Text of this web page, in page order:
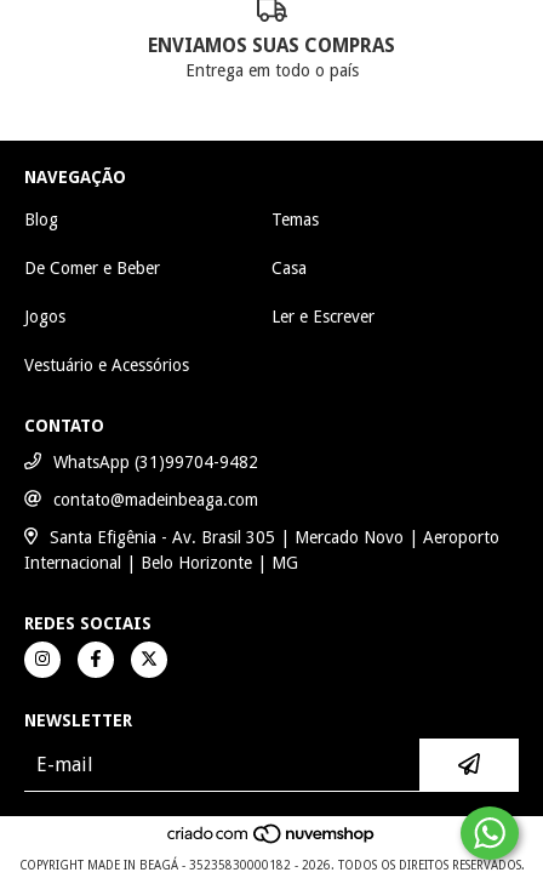
ENVIAMOS SUAS COMPRAS
Entrega em todo o país
NAVEGAÇÃO
Blog Temas
De Comer e Beber Casa
Jogos Ler e Escrever
Vestuário e Acessórios
CONTATO
WhatsApp (31)99704-9482
contato@madeinbeaga.com
Santa Efigênia - Av. Brasil 305 | Mercado Novo | Aeroporto
Internacional | Belo Horizonte | MG
REDES SOCIAIS
NEWSLETTER
COPYRIGHT MADE IN BEAGÁ - 35235830000182 - 2026. TODOS OS DIREITOS RESERVADOS.